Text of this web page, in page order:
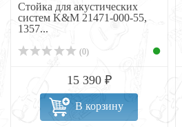
Стойка для акустических
систем K&M 21471-000-55,
1357...
(0)
15 390 ₽
В корзину